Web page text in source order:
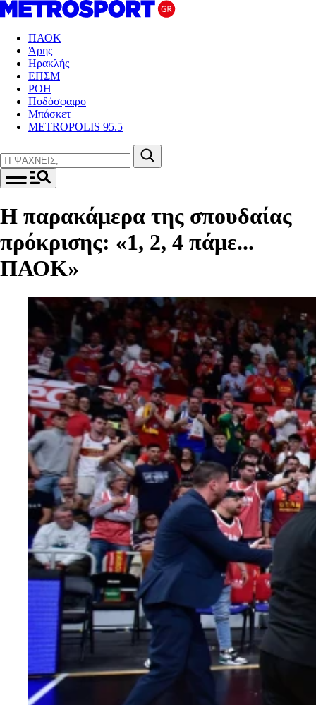
ΠΑΟΚ
Άρης
Ηρακλής
ΕΠΣΜ
ΡΟΗ
Ποδόσφαιρο
Μπάσκετ
METROPOLIS 95.5
Η παρακάμερα της σπουδαίας
πρόκρισης: «1, 2, 4 πάμε...
ΠΑΟΚ»